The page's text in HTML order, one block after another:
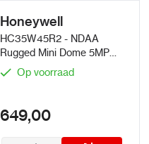
Honeywell
HC35W45R2 - NDAA
Rugged Mini Dome 5MP
motorzoomlens (2.7 -
13.5mm) met PoE
Op voorraad
649,00